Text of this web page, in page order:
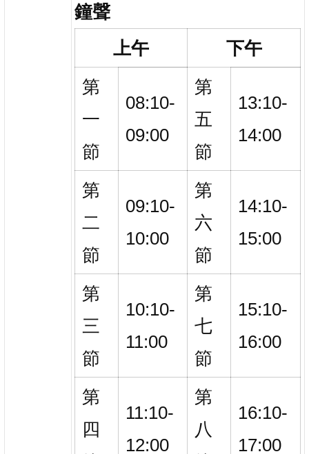
鐘聲
上午
下午
第
一
節
08:10-
09:00
第
五
節
13:10-
14:00
第
二
節
09:10-
10:00
第
六
節
14:10-
15:00
第
三
節
10:10-
11:00
第
七
節
15:10-
16:00
第
四
11:10-
12:00
第
八
16:10-
17:00